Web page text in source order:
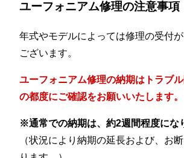
ユーフォニアム修理の注意事項
年式やモデルによっては修理の受付
ございます。
ユーフォニアム修理の納期はトラブ
の都度にご確認をお願いいたします。
※通常での納期は、約2週間程度にな
（状況により納期の延長および、お